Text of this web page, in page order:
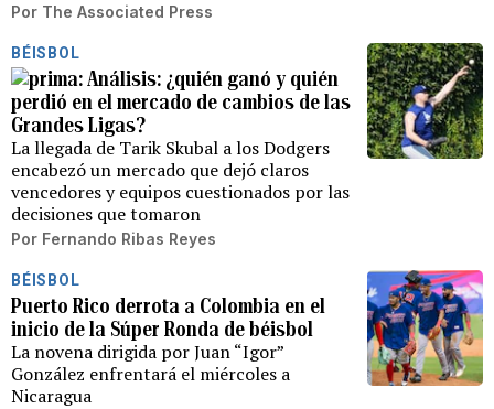
Por The Associated Press
BÉISBOL
Análisis: ¿quién ganó y quién
perdió en el mercado de cambios de las
Grandes Ligas?
La llegada de Tarik Skubal a los Dodgers
encabezó un mercado que dejó claros
vencedores y equipos cuestionados por las
decisiones que tomaron
Por Fernando Ribas Reyes
BÉISBOL
Puerto Rico derrota a Colombia en el
inicio de la Súper Ronda de béisbol
La novena dirigida por Juan “Igor”
González enfrentará el miércoles a
Nicaragua